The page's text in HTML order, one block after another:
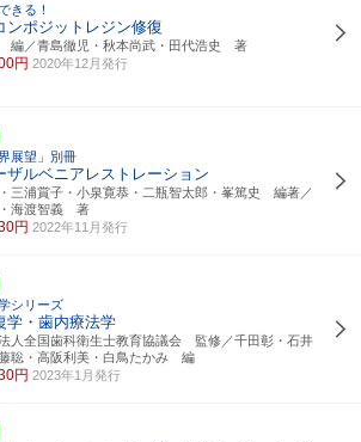
きる！
ンポジットレジン修復
編／青島徹児・秋本尚武・田代浩史 著
円 2020年12月発行
展望」別冊
ザルベニアレストレーション
三浦賞子・小泉寛恭・二瓶智太郎・峯篤史 編著／
海渡智義 著
円 2022年11月発行
シリーズ
学・歯内療法学
人全国歯科衛生士教育協議会 監修／千田彰・石井
聡・高阪利美・白鳥たかみ 編
円 2023年1月発行